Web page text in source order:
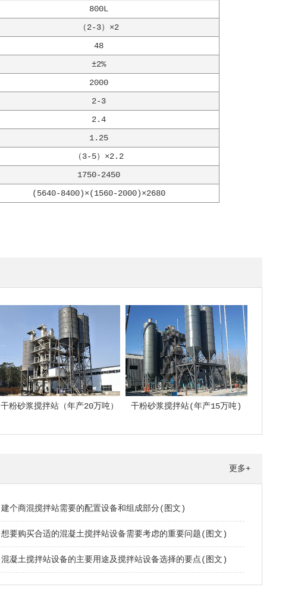
800L
（2-3）×2
48
±2%
2000
2-3
2.4
1.25
（3-5）×2.2
1750-2450
(5640-8400)×(1560-2000)×2680
干粉砂浆搅拌站（年产20万吨） 干粉砂浆搅拌站(年产15万吨)
更多+
建个商混搅拌站需要的配置设备和组成部分(图文)
想要购买合适的混凝土搅拌站设备需要考虑的重要问题(图文)
混凝土搅拌站设备的主要用途及搅拌站设备选择的要点(图文)